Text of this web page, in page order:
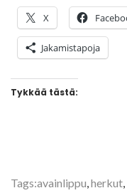
X
Jakamistapoja
Tykkää tästä:
Tags:avainlippu herkut